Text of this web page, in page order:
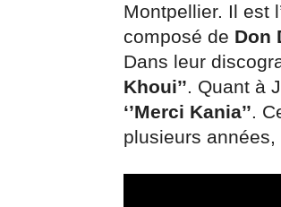
Montpellier. Il est
composé de Don
Dans leur
Khoui’’. Quant à
‘’Merci Kania’’.
plusieurs